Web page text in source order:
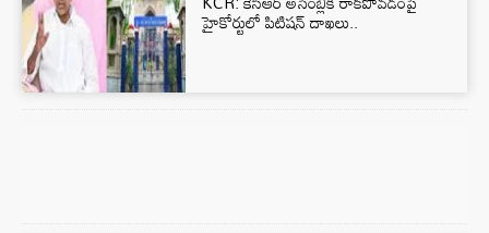
హైకోర్టులో పిటిషన్ దాఖలు..